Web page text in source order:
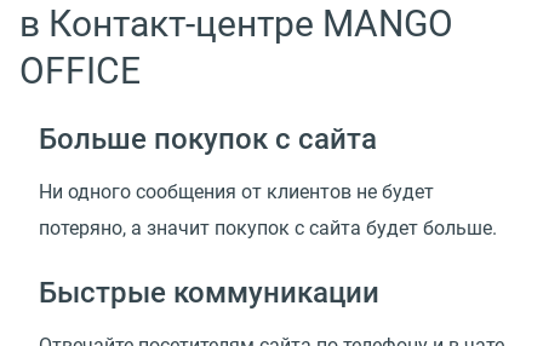
в Контакт-центре MANGO
OFFICE
Больше покупок с сайта
Ни одного сообщения от клиентов не будет
потеряно, а значит покупок с сайта будет больше.
Быстрые коммуникации